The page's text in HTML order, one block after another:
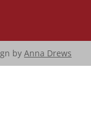
by Anna Drews